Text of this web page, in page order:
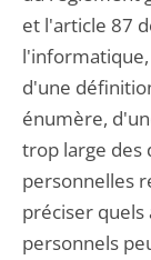
et l'article 87
d'une
énumère,
trop large des
personnelles
préciser quels
personnels